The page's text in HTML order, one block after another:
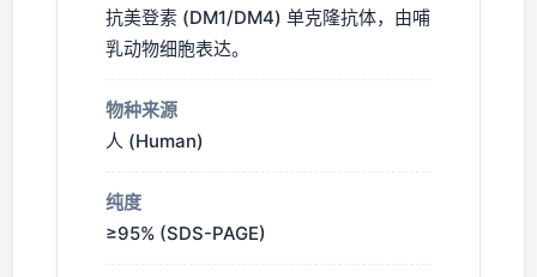
抗美登素 (DM1/DM4) 单克隆抗体，由哺
乳动物细胞表达。
物种来源
人 (Human)
纯度
≥95% (SDS-PAGE)